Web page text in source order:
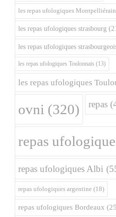
les repas ufologiques
les repas ufologiques strasbourg
les repas ufologiques
les repas ufologiques Toulonnais (13)
les repas ufologiques
ovni (320) repas
repas
repas ufologiques Albi
repas ufologiques argentine (18)
repas ufologiques Bordeaux